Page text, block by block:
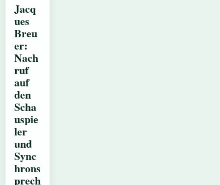
Jacq
ues
Breu
er:
Nach
ruf
auf
den
Scha
uspie
ler
und
Sync
hrons
prech